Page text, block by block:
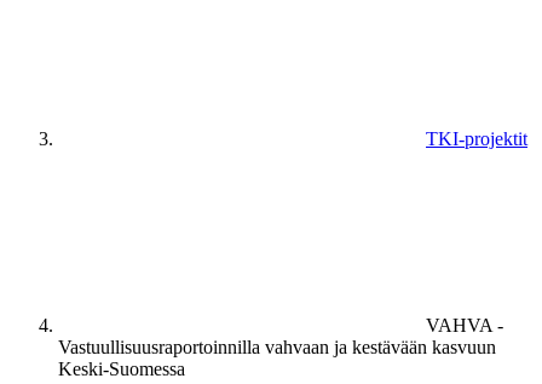
TKI-projektit
VAHVA -
Vastuullisuusraportoinnilla vahvaan ja kestävään kasvuun
Keski-Suomessa